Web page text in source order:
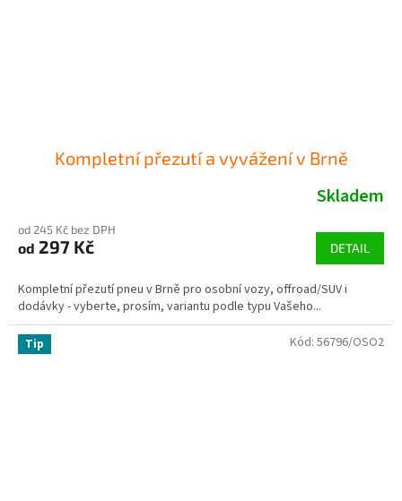
Kompletní přezutí a vyvážení v Brně
Skladem
od 245 Kč bez DPH
od 297 Kč DETAIL
Kompletní přezutí pneu v Brně pro osobní vozy, offroad/SUV i
dodávky - vyberte, prosím, variantu podle typu Vašeho...
Tip Kód: 56796/OSO2